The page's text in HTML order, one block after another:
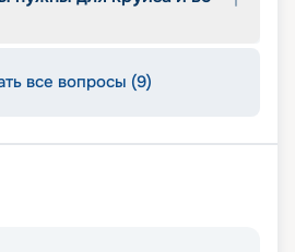
Бронируйте путевки и
путешествие на
все вопросы (9)